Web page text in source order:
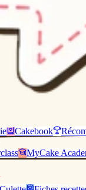
Cakebook
MyCake